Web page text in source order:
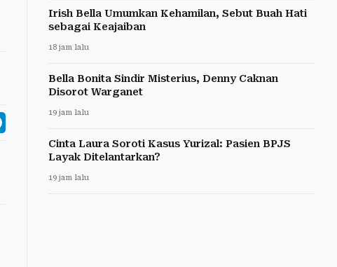
Irish Bella Umumkan Kehamilan, Sebut Buah Hati
sebagai Keajaiban
18 jam lalu
Bella Bonita Sindir Misterius, Denny Caknan
Disorot Warganet
19 jam lalu
Cinta Laura Soroti Kasus Yurizal: Pasien BPJS
Layak Ditelantarkan?
19 jam lalu